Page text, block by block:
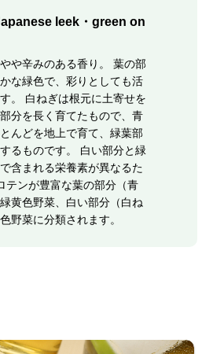
leek・green on
や辛みのある香り。 葉の部
な緑色で、彩りとしても活
。 白ねぎは根元に土寄せを
分を長く育てたもので、青
んどを地上で育て、緑葉部
るものです。 白い部分と緑
含まれる栄養素が異なるた
テンが豊富な葉の部分（青
黄色野菜、白い部分（白ね
野菜に分類されます。